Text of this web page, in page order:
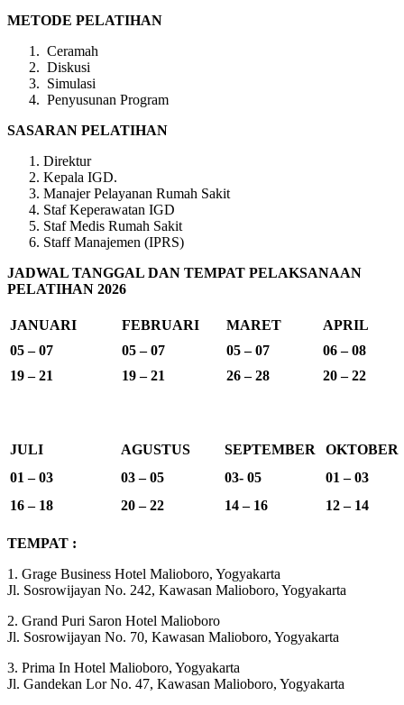
METODE PELATIHAN
Ceramah
Diskusi
Simulasi
Penyusunan Program
SASARAN PELATIHAN
Direktur
Kepala IGD.
Manajer Pelayanan Rumah Sakit
Staf Keperawatan IGD
Staf Medis Rumah Sakit
Staff Manajemen (IPRS)
JADWAL TANGGAL DAN TEMPAT PELAKSANAAN
PELATIHAN 2026
JANUARI FEBRUARI MARET
APRIL
05 – 07
05 – 07 05 – 07
06 – 08
19 – 21
19 – 21 26 – 28 20 – 22
JULI AGUSTUS SEPTEMBER
OKTOBER
01 – 03
03 – 05 03- 05
01 – 03
16 – 18
20 – 22 14 – 16 12 – 14
TEMPAT :
1. Grage Business Hotel Malioboro, Yogyakarta
Jl. Sosrowijayan No. 242, Kawasan Malioboro, Yogyakarta
2. Grand Puri Saron Hotel Malioboro
Jl. Sosrowijayan No. 70, Kawasan Malioboro, Yogyakarta
3. Prima In Hotel Malioboro, Yogyakarta
Jl. Gandekan Lor No. 47, Kawasan Malioboro, Yogyakarta